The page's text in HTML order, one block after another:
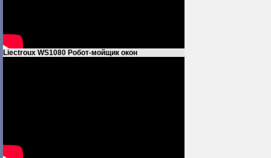
Liectroux WS1080 Робот-мойщик окон